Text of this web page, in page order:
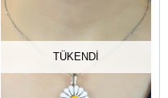
TÜKENDI